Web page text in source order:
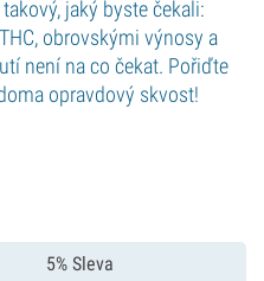
jaký byste čekali:
obrovskými výnosy a
není na co čekat. Pořiďte
opravdový skvost!
5% Sleva